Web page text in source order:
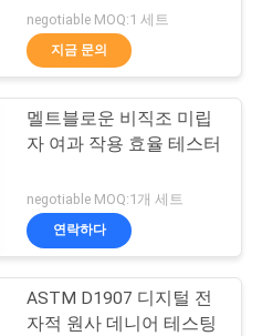
스팅 기
검사자
negotiable MOQ:1 세트
지금 문의
멜트블로운 비직조 미립
자 여과 작용 효율 테스터
negotiable MOQ:1개 세트
연락하다
ASTM D1907 디지털 전
자적 원사 데니어 테스팅